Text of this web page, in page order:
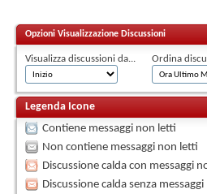
Opzioni Visualizzazione Discussioni
Visualizza discussioni da... Ordina
Legenda Icone
Contiene messaggi non letti
Non contiene messaggi non letti
Discussione calda con messaggi
Discussione calda senza